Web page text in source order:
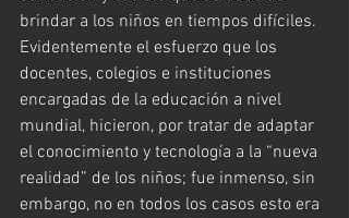
brindar a los niños en tiempos difíciles.
Evidentemente el esfuerzo que los
docentes, colegios e instituciones
encargadas de la educación a nivel
mundial, hicieron, por tratar de adaptar
el conocimiento y tecnología a la “nueva
realidad” de los niños; fue inmenso, sin
embargo, no en todos los casos esto era